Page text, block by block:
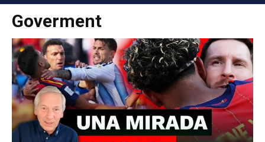
Goverment